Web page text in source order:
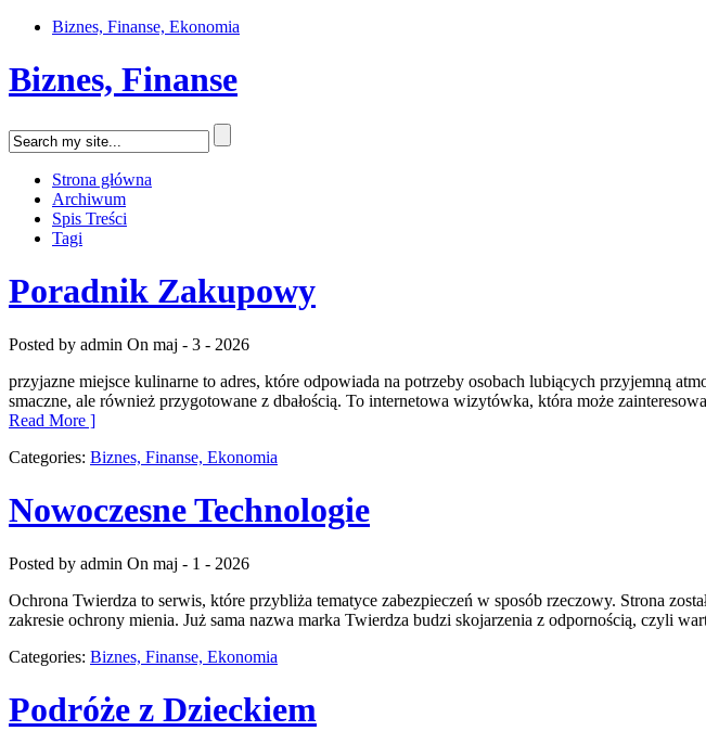
Biznes, Finanse, Ekonomia
Biznes, Finanse
Strona główna
Archiwum
Spis Treści
Tagi
Poradnik Zakupowy
Posted by admin On maj - 3 - 2026
przyjazne miejsce kulinarne to adres, które odpowiada na potrzeby osobach lubiących przyjemną
smaczne, ale również przygotowane z dbałością. To internetowa wizytówka, która może
Read More ]
Categories: Biznes, Finanse, Ekonomia
Nowoczesne Technologie
Posted by admin On maj - 1 - 2026
Ochrona Twierdza to serwis, które przybliża tematyce zabezpieczeń w sposób rzeczowy. Strona
zakresie ochrony mienia. Już sama nazwa marka Twierdza budzi skojarzenia z odpornością, czyli
Categories: Biznes, Finanse, Ekonomia
Podróże z Dzieckiem